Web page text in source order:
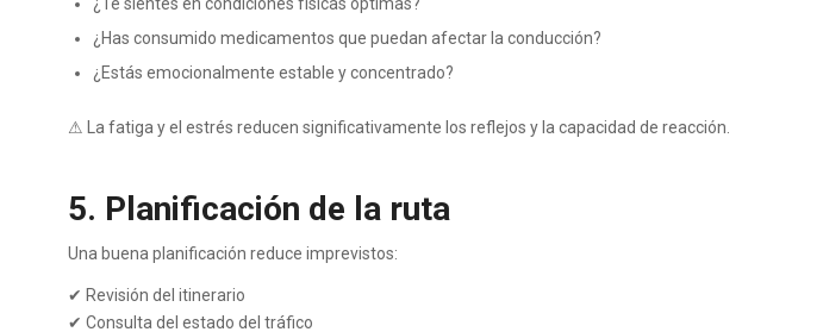
¿Has consumido medicamentos que puedan afectar la conducción?
¿Estás emocionalmente estable y concentrado?
⚠ La fatiga y el estrés reducen significativamente los reflejos y la capacidad de reacción.
5. Planificación de la ruta
Una buena planificación reduce imprevistos:
✔ Revisión del itinerario
✔ Consulta del estado del tráfico